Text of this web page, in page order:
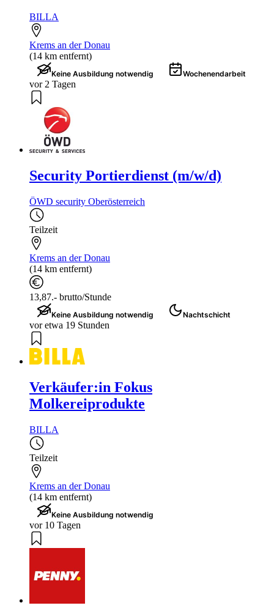
BILLA
Krems an der Donau
(14 km entfernt)
Keine Ausbildung notwendig Wochenendarbeit
vor 2 Tagen
Security Portierdienst (m/w/d)
ÖWD security Oberösterreich
Teilzeit
Krems an der Donau
(14 km entfernt)
13,87.- brutto/Stunde
Keine Ausbildung notwendig Nachtschicht
vor etwa 19 Stunden
Verkäufer:in Fokus
Molkereiprodukte
BILLA
Teilzeit
Krems an der Donau
(14 km entfernt)
Keine Ausbildung notwendig
vor 10 Tagen